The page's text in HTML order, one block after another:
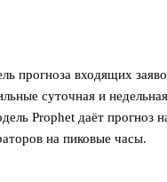
прогноза входящих
суточная и
Prophet даёт прогноз
на пиковые часы.